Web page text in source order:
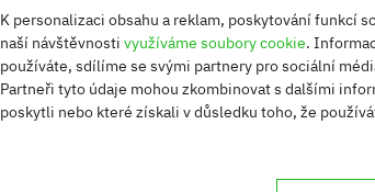
K personalizaci obsahu a reklam, poskytování funkcí
naší návštěvnosti využíváme soubory cookie.
používáte, sdílíme se svými partnery pro sociální
Partneři tyto údaje mohou zkombinovat s dalšími
poskytli nebo které získali v důsledku toho, že